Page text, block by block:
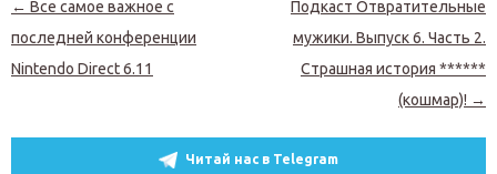
Навигация по записям
← Все самое важное с
последней конференции
Nintendo Direct 6.11
Подкаст Отвратительные
мужики. Выпуск 6. Часть 2.
Страшная история ******
(кошмар)! →
Читай нас в Telegram